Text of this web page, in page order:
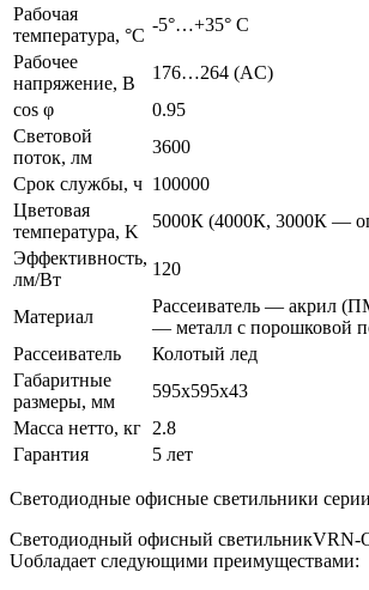
Рабочая
температура, °C
-5°…+35° С
Рабочее
напряжение, В
176…264 (AС)
сos φ
0.95
Световой
поток, лм
3600
Срок службы, ч 100000
Цветовая
температура, K
5000К (4000К, 3000К —
Эффективность,
лм/Вт
120
Материал
Рассеиватель — акрил
— металл с порошковой
Рассеиватель
Колотый лед
Габаритные
размеры, мм
595x595x43
Масса нетто, кг 2.8
Гарантия
5 лет
Светодиодные офисные светильники
Светодиодный офисный светильникVRN-
Uобладает следующими преимуществами: